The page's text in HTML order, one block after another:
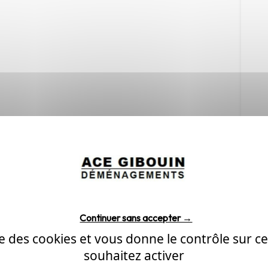
Continuer sans accepter →
des cookies et vous donne le contrôle sur
souhaitez activer